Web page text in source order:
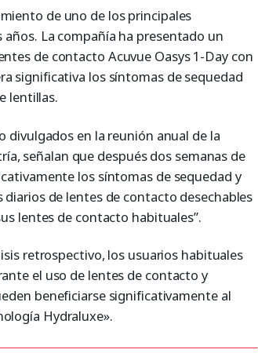
de uno de los principales
La compañía ha presentado un
de contacto Acuvue Oasys 1-Day con
significativa los síntomas de sequedad
lentillas.
divulgados en la reunión anual de la
señalan que después dos semanas de
los síntomas de sequedad y
de lentes de contacto desechables
lentes de contacto habituales”.
retrospectivo, los usuarios habituales
el uso de lentes de contacto y
beneficiarse significativamente al
Hydraluxe».